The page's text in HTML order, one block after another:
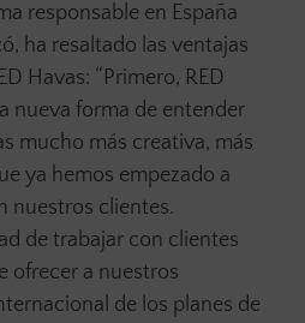
responsable en España
ha resaltado las ventajas
Havas: “Primero, RED
nueva forma de entender
mucho más creativa, más
ya hemos empezado a
nuestros clientes.
de trabajar con clientes
ofrecer a nuestros
de los planes de